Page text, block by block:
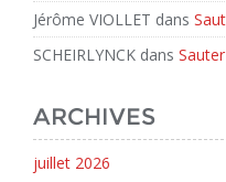
Jérôme VIOLLET dans
SCHEIRLYNCK dans
ARCHIVES
juillet 2026